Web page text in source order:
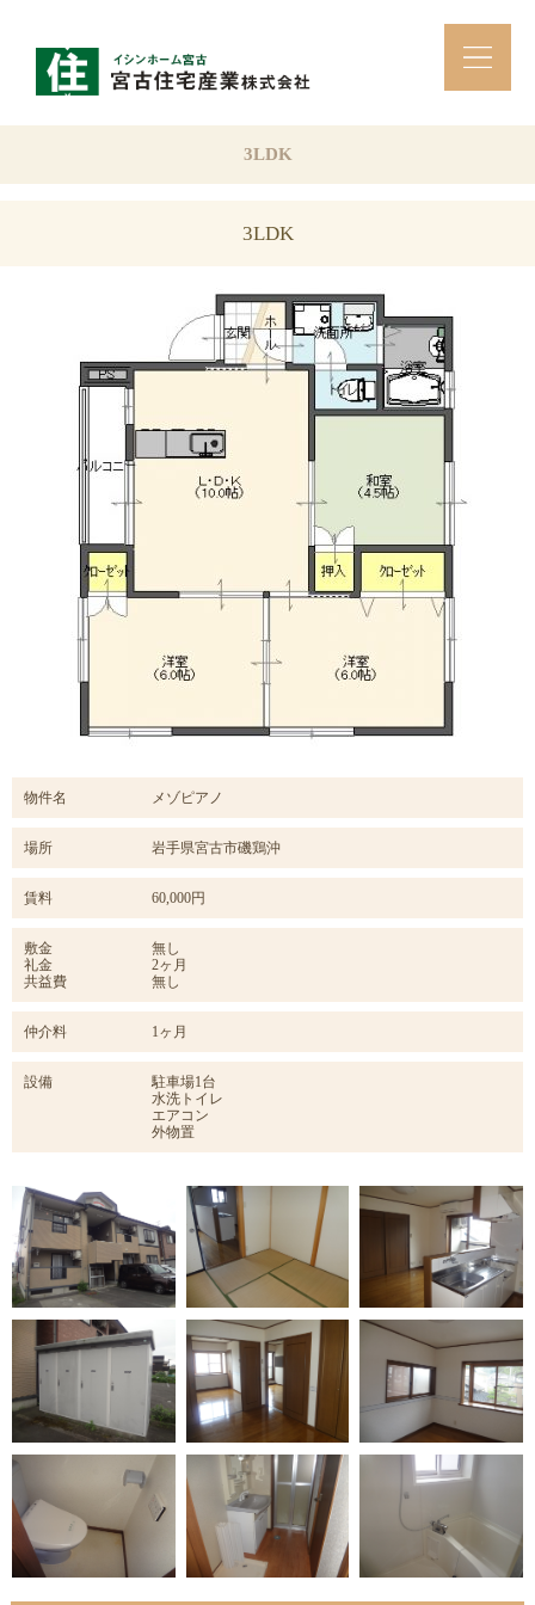
3LDK
3LDK
物件名 メゾピアノ
場所 岩手県宮古市磯鶏沖
賃料 60,000円
敷金
礼金
共益費
無し
2ヶ月
無し
仲介料 1ヶ月
設備
駐車場1台
水洗トイレ
エアコン
外物置